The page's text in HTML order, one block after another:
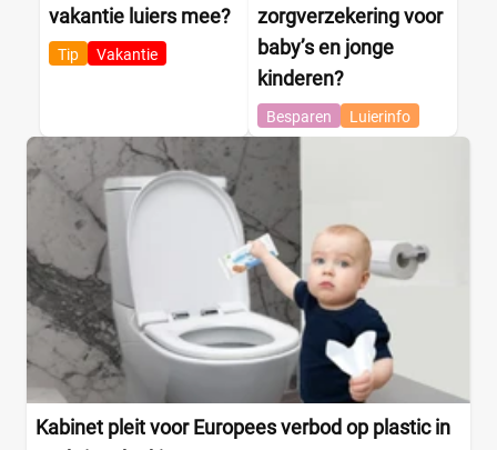
vakantie luiers mee?
Tip Vakantie
zorgverzekering voor
baby’s en jonge
kinderen?
Besparen Luierinfo
Kabinet pleit voor Europees verbod op plastic in